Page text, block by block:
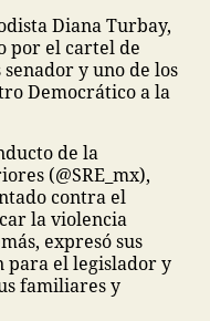
Diana Turbay,
por el cartel de
y uno de los
Democrático a la
de la
(@SRE_mx),
contra el
la violencia
expresó sus
para el legislador y
familiares y